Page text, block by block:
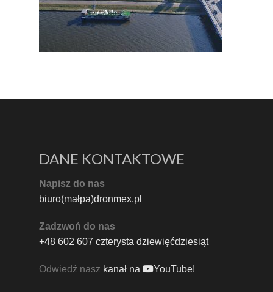
DANE KONTAKTOWE
Napisz do nas
biuro(małpa)dronmex.pl
Zadzwoń do nas
+48 602 607 czterysta dziewięćdziesiąt
Odwiedź nasz kanał na YouTube!